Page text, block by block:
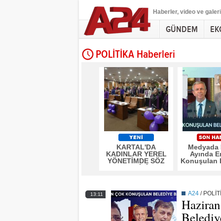
Haberler, video ve
GÜNDEM
POLİTİKA Haberleri
KARTAL'DA
KADINLAR YEREL
YÖNETİMDE SÖZ
Medyada
Ayında
Konuşulan
A24/
13:11